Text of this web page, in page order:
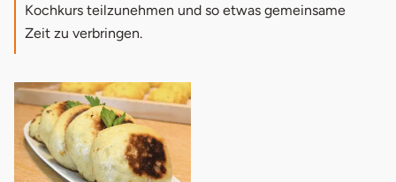
Kochkurs teilzunehmen und so etwas gemeinsame
Zeit zu verbringen.